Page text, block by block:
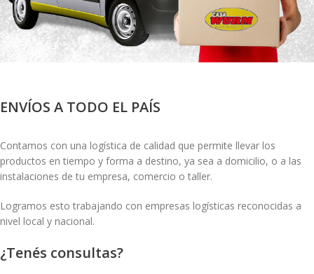
ENVÍOS A TODO EL PAÍS
Contamos con una logística de calidad que permite llevar los
productos en tiempo y forma a destino, ya sea a domicilio, o a las
instalaciones de tu empresa, comercio o taller.
Logramos esto trabajando con empresas logísticas reconocidas a
nivel local y nacional.
¿Tenés consultas?